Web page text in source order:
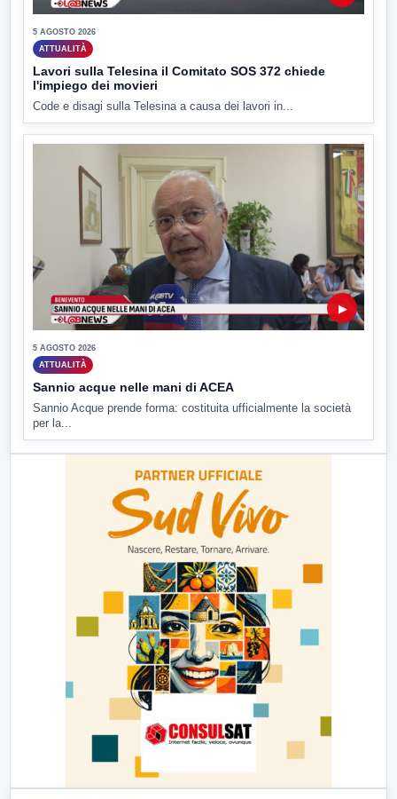
5 AGOSTO 2026
ATTUALITÀ
Lavori sulla Telesina il Comitato SOS 372 chiede
l'impiego dei movieri
Code e disagi sulla Telesina a causa dei lavori in...
▶
5 AGOSTO 2026
ATTUALITÀ
Sannio acque nelle mani di ACEA
Sannio Acque prende forma: costituita ufficialmente la società
per la...